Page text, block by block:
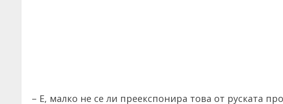
– Е, малко не се ли преекспонира това от руската